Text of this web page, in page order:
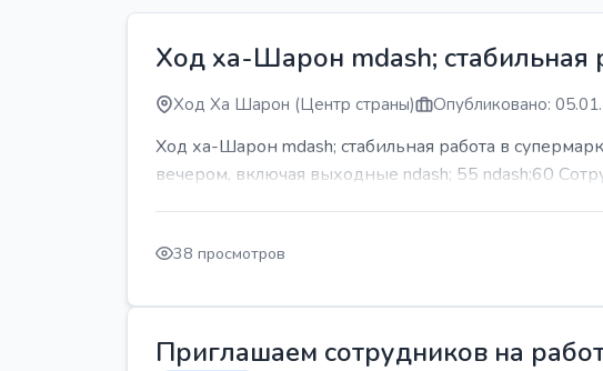
Ход ха-Шарон mdash; стабильная
Ход Ха Шарон (Центр страны) Опубликовано:
Ход ха-Шарон mdash; стабильная работа в
вечером, включая выходные ndash; 55 ndash;60
38 просмотров
Приглашаем сотрудников на